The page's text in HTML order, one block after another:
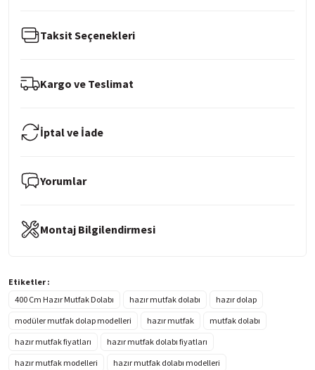
Taksit Seçenekleri
Kargo ve Teslimat
İptal ve İade
Yorumlar
Montaj Bilgilendirmesi
Etiketler :
400 Cm Hazır Mutfak Dolabı
hazır mutfak dolabı
hazır dolap
modüler mutfak dolap modelleri
hazır mutfak
mutfak dolabı
hazır mutfak fiyatları
hazır mutfak dolabı fiyatları
hazır mutfak modelleri
hazır mutfak dolabı modelleri